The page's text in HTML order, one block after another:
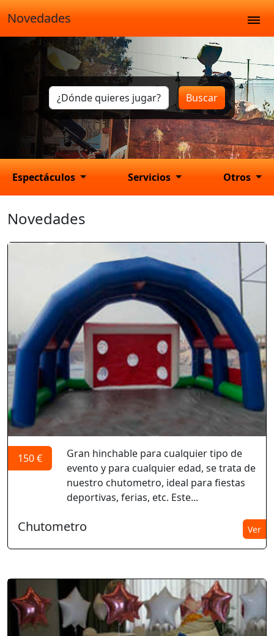
Novedades
Buscar
Espectáculos Servicios Otros
Novedades
Gran hinchable para cualquier tipo de
evento y para cualquier edad, se trata de
nuestro chutometro, ideal para fiestas
deportivas, ferias, etc. Este...
150 €
Chutometro Ver